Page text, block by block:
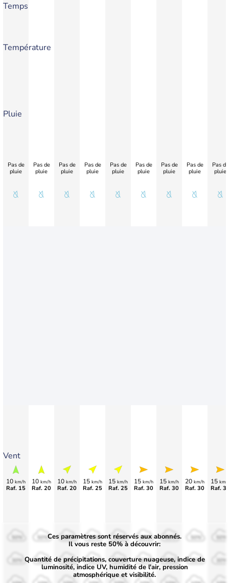
Temps
Température
Pluie
Vent
Pas de
pluie
10 km/h
Raf. 15
Pas de
pluie
10 km/h
Raf. 20
Pas de
pluie
10 km/h
Raf. 20
Pas de
pluie
15 km/h
Raf. 25
Pas de
pluie
15 km/h
Raf. 25
Pas de
pluie
15 km/h
Raf. 30
Pas de
pluie
15 km/h
Raf. 30
Pas de
pluie
20 km/h
Raf. 30
Pas de
pluie
15 km/
Raf.
50%
30%
50%
30%
50%
30%
50%
30%
50%
30%
50%
30%
50%
30%
Ces paramètres sont réservés aux abonnés.
Il vous reste 50% à découvrir:
Quantité de précipitations, couverture nuageuse, indice de
luminosité, indice UV, humidité de l'air, pression
atmosphérique et visibilité.